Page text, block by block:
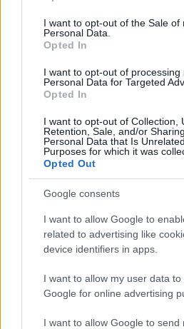
use your data for below specified
consent section.
I want to opt-out of the Sale of
Personal Data.
Opted In
I want to opt-out of processing
Personal Data for Targeted
Opted In
I want to opt-out of Collection,
Retention, Sale, and/or
Personal Data that Is
Purposes for which it was
Opted Out
Google consents
I want to allow Google to
related to advertising like
device identifiers in apps.
I want to allow my user data
Google for online advertising
I want to allow Google to send
Alessandro
Alessandro Tassinari,
pieno di timbri,
storie di viaggio in
redazione predilige
taccuino logoro con
mano.